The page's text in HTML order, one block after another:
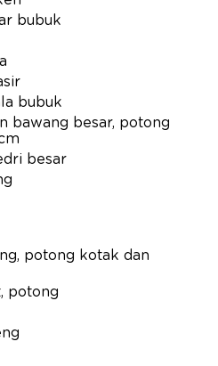
bubuk
bubuk
bawang besar, potong
besar
potong kotak dan
potong